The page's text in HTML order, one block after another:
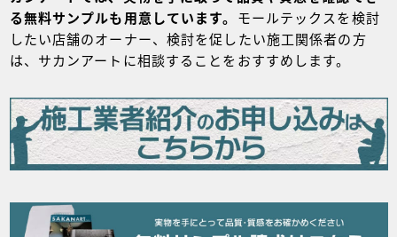
る無料サンプルも用意しています。 モールテックスを検討
したい店舗のオーナー、検討を促したい施工関係者の方
は、サカンアートに相談することをおすすめします。